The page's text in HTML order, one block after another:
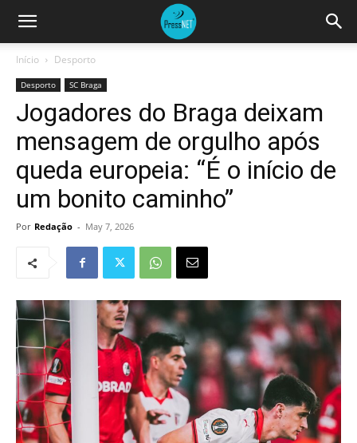
Início Desporto
Desporto SC Braga
Jogadores do Braga deixam
mensagem de orgulho após
queda europeia: “É o início de
um bonito caminho”
Por Redação - May 7, 2026